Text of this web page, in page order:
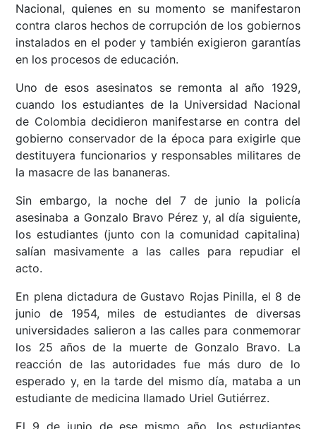
Nacional, quienes en su momento se manifestaron
contra claros hechos de corrupción de los gobiernos
instalados en el poder y también exigieron garantías
en los procesos de educación.
Uno de esos asesinatos se remonta al año 1929,
cuando los estudiantes de la Universidad Nacional
de Colombia decidieron manifestarse en contra del
gobierno conservador de la época para exigirle que
destituyera funcionarios y responsables militares de
la masacre de las bananeras.
Sin embargo, la noche del 7 de junio la policía
asesinaba a Gonzalo Bravo Pérez y, al día siguiente,
los estudiantes (junto con la comunidad capitalina)
salían masivamente a las calles para repudiar el
acto.
En plena dictadura de Gustavo Rojas Pinilla, el 8 de
junio de 1954, miles de estudiantes de diversas
universidades salieron a las calles para conmemorar
los 25 años de la muerte de Gonzalo Bravo. La
reacción de las autoridades fue más duro de lo
esperado y, en la tarde del mismo día, mataba a un
estudiante de medicina llamado Uriel Gutiérrez.
El 9 de junio de ese mismo año, los estudiantes